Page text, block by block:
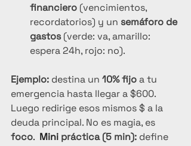
financiero (vencimientos,
recordatorios) y un semáforo de
gastos (verde: va, amarillo:
espera 24h, rojo: no).
Ejemplo: destina un 10% fijo a tu
emergencia hasta llegar a $600.
Luego redirige esos mismos $ a la
deuda principal. No es magia, es
foco. Mini práctica (5 min): define